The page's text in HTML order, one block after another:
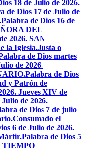
18 de Julio de 2026.
de Dios 17 de Julio de
Palabra de Dios 16 de
DEL
2026. SAN
la Iglesia.Justa o
de Dios martes
de 2026.
Palabra de Dios
y Patrón de
Jueves XIV de
de 2026.
de Dios 7 de julio
Consumado el
6 de Julio de 2026.
Palabra de Dios 5
TIEMPO